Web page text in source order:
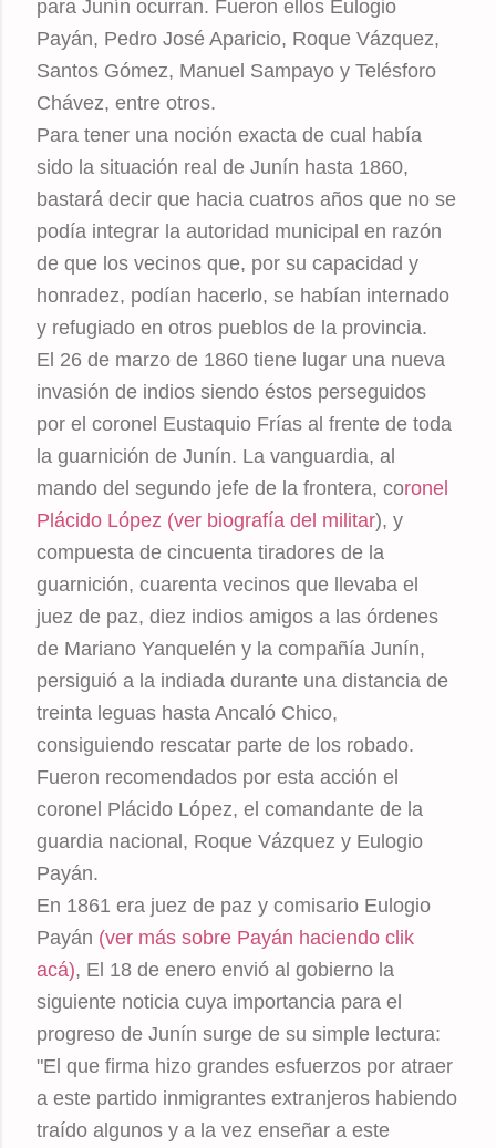
para Junín ocurran. Fueron ellos Eulogio
Payán, Pedro José Aparicio, Roque Vázquez,
Santos Gómez, Manuel Sampayo y Telésforo
Chávez, entre otros.
Para tener una noción exacta de cual había
sido la situación real de Junín hasta 1860,
bastará decir que hacia cuatros años que no se
podía integrar la autoridad municipal en razón
de que los vecinos que, por su capacidad y
honradez, podían hacerlo, se habían internado
y refugiado en otros pueblos de la provincia.
El 26 de marzo de 1860 tiene lugar una nueva
invasión de indios siendo éstos perseguidos
por el coronel Eustaquio Frías al frente de toda
la guarnición de Junín. La vanguardia, al
mando del segundo jefe de la frontera, coronel
Plácido López (ver biografía del militar), y
compuesta de cincuenta tiradores de la
guarnición, cuarenta vecinos que llevaba el
juez de paz, diez indios amigos a las órdenes
de Mariano Yanquelén y la compañía Junín,
persiguió a la indiada durante una distancia de
treinta leguas hasta Ancaló Chico,
consiguiendo rescatar parte de los robado.
Fueron recomendados por esta acción el
coronel Plácido López, el comandante de la
guardia nacional, Roque Vázquez y Eulogio
Payán.
En 1861 era juez de paz y comisario Eulogio
Payán (ver más sobre Payán haciendo clik
acá), El 18 de enero envió al gobierno la
siguiente noticia cuya importancia para el
progreso de Junín surge de su simple lectura:
"El que firma hizo grandes esfuerzos por atraer
a este partido inmigrantes extranjeros habiendo
traído algunos y a la vez enseñar a este